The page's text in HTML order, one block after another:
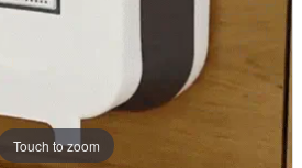
Touch to zoom